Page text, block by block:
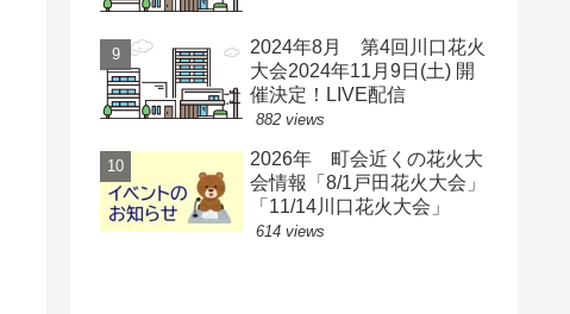
2024年8月 第4回川口花火
大会2024年11月9日(土) 開
催決定！LIVE配信
882 views
2026年 町会近くの花火大
会情報「8/1戸田花火大会」
「11/14川口花火大会」
614 views